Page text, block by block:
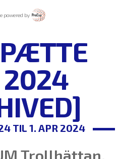
by
2024
TIL 1. APR 2024
Trollhättan,